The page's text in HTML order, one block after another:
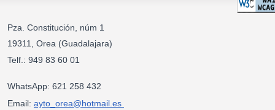
Pza. Constitución, núm 1
19311, Orea (Guadalajara)
Telf.: 949 83 60 01
WhatsApp: 621 258 432
Email: ayto_orea@hotmail.es